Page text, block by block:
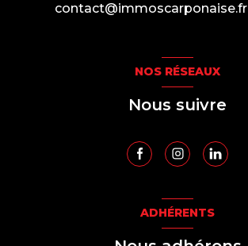
contact@immoscarponaise.fr
NOS RÉSEAUX
Nous suivre
ADHÉRENTS